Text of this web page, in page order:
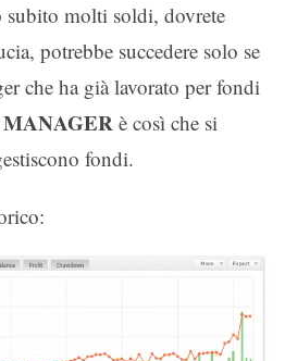
subito molti soldi, dovrete
potrebbe succedere solo se
che ha già lavorato per fondi
è così che si
fondi.